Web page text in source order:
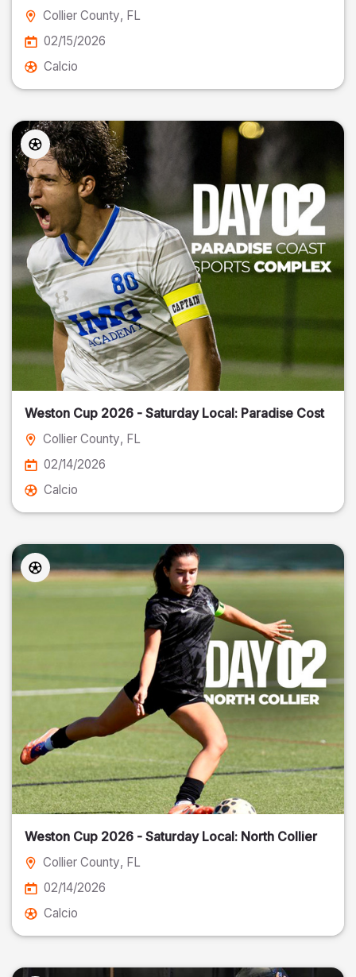
Collier County, FL
02/15/2026
Calcio
Weston Cup 2026 - Saturday Local: Paradise Cost
Collier County, FL
02/14/2026
Calcio
Weston Cup 2026 - Saturday Local: North Collier
Collier County, FL
02/14/2026
Calcio